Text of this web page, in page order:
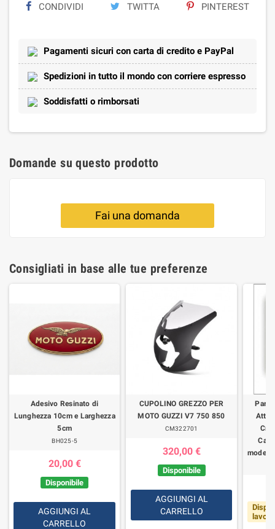
CONDIVIDI TWITTA PINTEREST
Pagamenti sicuri con carta di credito e PayPal
Spedizioni in tutto il mondo con corriere espresso
Soddisfatti o rimborsati
Domande su questo prodotto
Fai una domanda
Consigliati in base alle tue preferenze
Adesivo Resinato di
Lunghezza 10cm e Larghezza
5cm
BH025-5
20,00 €
Disponibile
AGGIUNGI AL
CARRELLO
CUPOLINO GREZZO PER
MOTO GUZZI V7 750 850
CM322701
320,00 €
Disponibile
AGGIUNGI AL
CARRELLO
modelli